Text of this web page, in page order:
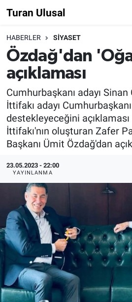
Turan Ulusal
HABERLER SİYASET
Özdağ'dan
açıklaması
Cumhurbaşkanı adayı Sinan
İttifakı adayı
destekleyeceğini açıklaması
İttifakı'nın oluşturan Zafer
Başkanı Ümit Özdağ'dan
23.05.2023 - 22:00
YAYINLANMA